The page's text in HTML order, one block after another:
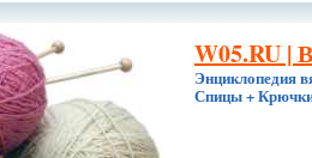
W05.RU |
Энциклопедия
Спицы +